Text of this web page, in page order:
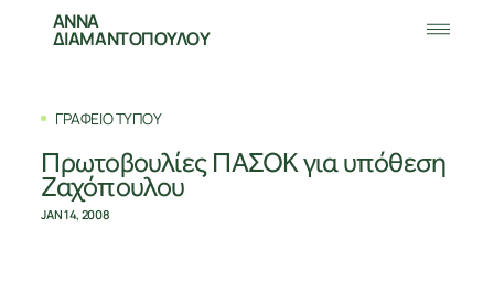
ΑΝΝΑ
ΔΙΑΜΑΝΤΟΠΟΥΛΟΥ
ΓΡΑΦΕΙΟ ΤΥΠΟΥ
Πρωτοβουλίες ΠΑΣΟΚ για υπόθεση
Ζαχόπουλου
JAN 14, 2008